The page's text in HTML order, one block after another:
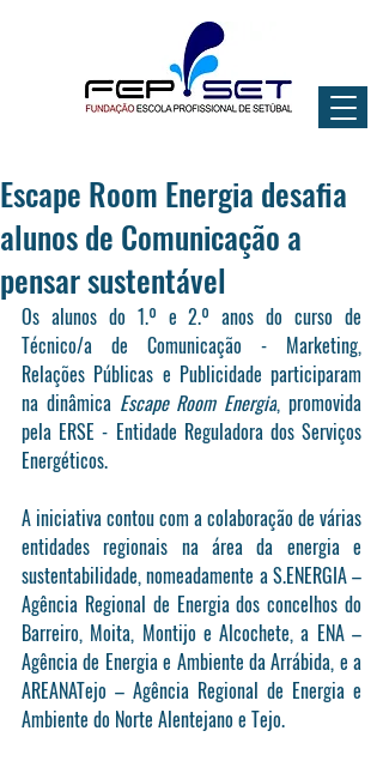
Escape Room Energia desafia
alunos de Comunicação a
pensar sustentável
Os alunos do 1.º e 2.º anos do curso de
Técnico/a de Comunicação - Marketing,
Relações Públicas e Publicidade participaram
na dinâmica Escape Room Energia, promovida
pela ERSE - Entidade Reguladora dos Serviços
Energéticos.
A iniciativa contou com a colaboração de várias
entidades regionais na área da energia e
sustentabilidade, nomeadamente a S.ENERGIA –
Agência Regional de Energia dos concelhos do
Barreiro, Moita, Montijo e Alcochete, a ENA –
Agência de Energia e Ambiente da Arrábida, e a
AREANATejo – Agência Regional de Energia e
Ambiente do Norte Alentejano e Tejo.